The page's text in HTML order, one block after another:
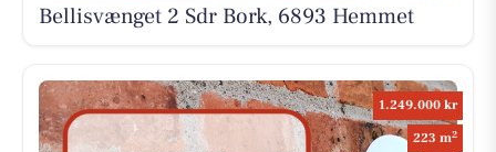
Bellisvænget 2 Sdr Bork, 6893 Hemmet
1.249.000 kr
223 m2